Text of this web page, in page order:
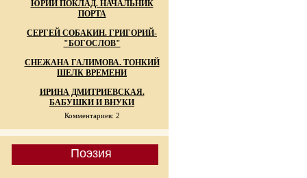
ЮРИЙ ПОКЛАД. НАЧАЛЬНИК
ПОРТА
СЕРГЕЙ СОБАКИН. ГРИГОРИЙ-
"БОГОСЛОВ"
СНЕЖАНА ГАЛИМОВА. ТОНКИЙ
ШЕЛК ВРЕМЕНИ
ИРИНА ДМИТРИЕВСКАЯ.
БАБУШКИ И ВНУКИ
Комментариев: 2
Поэзия